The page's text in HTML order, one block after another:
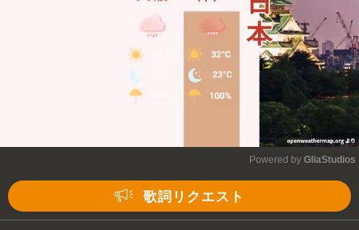
Powered by GliaStudios
歌詞リクエスト